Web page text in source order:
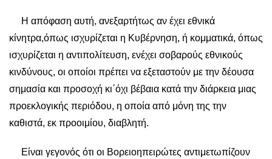
Η απόφαση αυτή, ανεξαρτήτως αν έχει εθνικά
κίνητρα,όπως ισχυρίζεται η Κυβέρνηση, ή κομματικά, όπως
ισχυρίζεται η αντιπολίτευση, ενέχει σοβαρούς εθνικούς
κινδύνους, οι οποίοι πρέπει να εξεταστούν με την δέουσα
σημασία και προσοχή κι΄όχι βέβαια κατά την διάρκεια μιας
προεκλογικής περιόδου, η οποία από μόνη της την
καθιστά, εκ προοιμίου, διαβλητή.
Είναι γεγονός ότι οι Βορειοηπειρώτες αντιμετωπίζουν